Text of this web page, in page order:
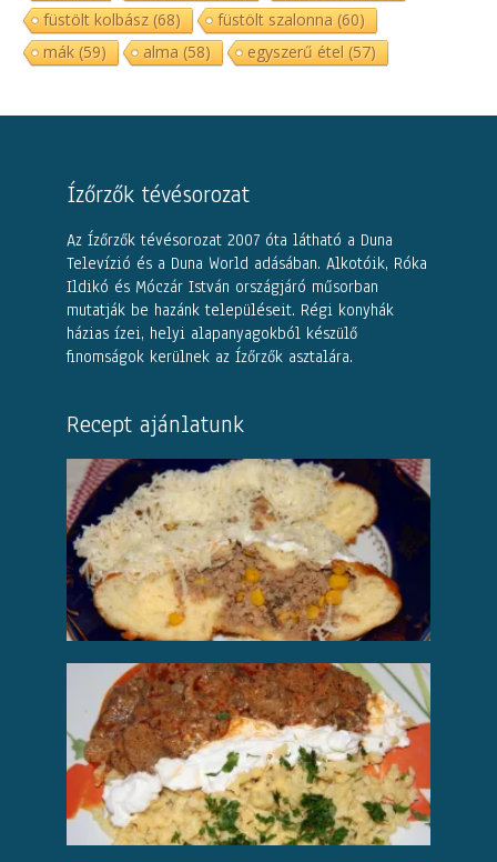
füstölt kolbász(68) füstölt szalonna (60)
mák(59) alma (58) egyszerű étel (57)
Ízőrzők tévésorozat
Az Ízőrzők tévésorozat 2007 óta látható a Duna
Televízió és a Duna World adásában. Alkotóik, Róka
Ildikó és Móczár István országjáró műsorban
mutatják be hazánk településeit. Régi konyhák
házias ízei, helyi alapanyagokból készülő
finomságok kerülnek az Ízőrzők asztalára.
Recept ajánlatunk